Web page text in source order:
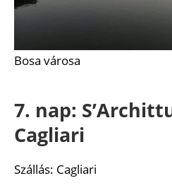
Bosa városa
7. nap:
Cagliari
Szállás: Cagliari